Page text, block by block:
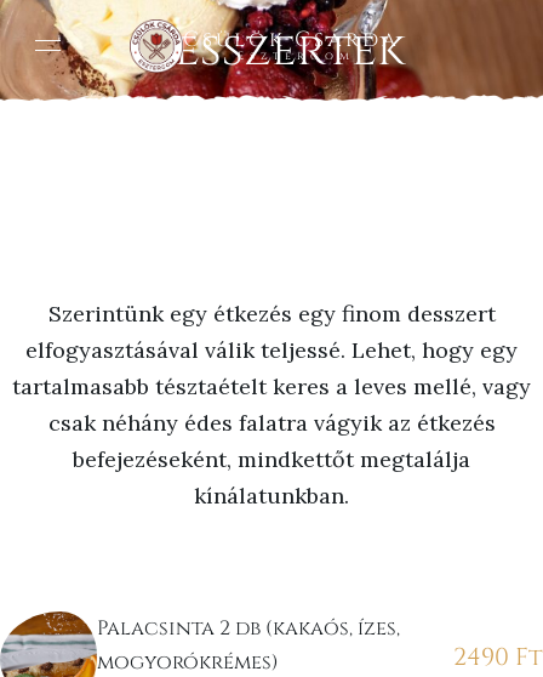
Csülök Csárda
Esztergom
Desszertek
Szerintünk egy étkezés egy finom desszert
elfogyasztásával válik teljessé. Lehet, hogy egy
tartalmasabb tésztaételt keres a leves mellé, vagy
csak néhány édes falatra vágyik az étkezés
befejezéseként, mindkettőt megtalálja
kínálatunkban.
Palacsinta 2 db (kakaós, ízes,
mogyorókrémes)
2490 Ft